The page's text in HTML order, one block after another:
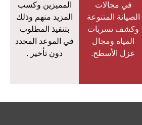
في مجالات
الصيانة المتنوعة
وكشف تسربات
المياه ومجال
عزل الأسطح.
المميزين وكسب
المزيد منهم وذلك
بتنفيذ المطلوب
في الموعد المحدد
دون تأخير .